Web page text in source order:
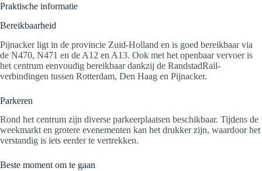
Praktische informatie
Bereikbaarheid
Pijnacker ligt in de provincie Zuid-Holland en is goed bereikbaar via
de N470, N471 en de A12 en A13. Ook met het openbaar vervoer is
het centrum eenvoudig bereikbaar dankzij de RandstadRail-
verbindingen tussen Rotterdam, Den Haag en Pijnacker.
Parkeren
Rond het centrum zijn diverse parkeerplaatsen beschikbaar. Tijdens de
weekmarkt en grotere evenementen kan het drukker zijn, waardoor het
verstandig is iets eerder te vertrekken.
Beste moment om te gaan